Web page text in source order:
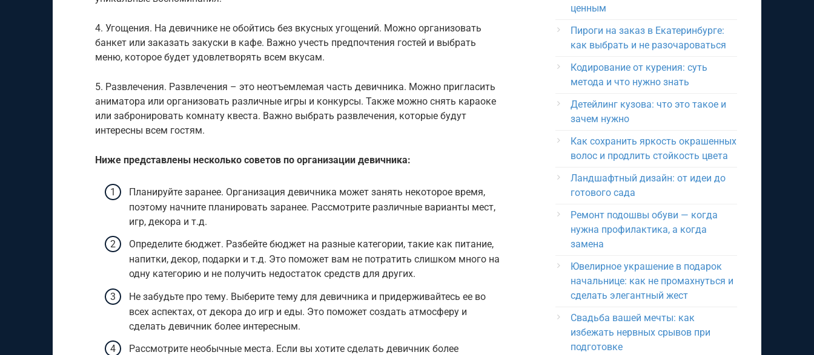
4. Угощения. На девичнике не обойтись без вкусных угощений. Можно организовать
банкет или заказать закуски в кафе. Важно учесть предпочтения гостей и выбрать
меню, которое будет удовлетворять всем вкусам.
5. Развлечения. Развлечения – это неотъемлемая часть девичника. Можно пригласить
аниматора или организовать различные игры и конкурсы. Также можно снять караоке
или забронировать комнату квеста. Важно выбрать развлечения, которые будут
интересны всем гостям.
Ниже представлены несколько советов по организации девичника:
Планируйте заранее. Организация девичника может занять некоторое время,
поэтому начните планировать заранее. Рассмотрите различные варианты мест,
игр, декора и т.д.
Определите бюджет. Разбейте бюджет на разные категории, такие как питание,
напитки, декор, подарки и т.д. Это поможет вам не потратить слишком много на
одну категорию и не получить недостаток средств для других.
Не забудьте про тему. Выберите тему для девичника и придерживайтесь ее во
всех аспектах, от декора до игр и еды. Это поможет создать атмосферу и
сделать девичник более интересным.
Рассмотрите необычные места. Если вы хотите сделать девичник более
ценным
Пироги на заказ в Екатеринбурге:
как выбрать и не разочароваться
Кодирование от курения: суть
метода и что нужно знать
Детейлинг кузова: что это такое и
зачем нужно
Как сохранить яркость окрашенных
волос и продлить стойкость цвета
Ландшафтный дизайн: от идеи до
готового сада
Ремонт подошвы обуви — когда
нужна профилактика, а когда
замена
Ювелирное украшение в подарок
начальнице: как не промахнуться и
сделать элегантный жест
Свадьба вашей мечты: как
избежать нервных срывов при
подготовке